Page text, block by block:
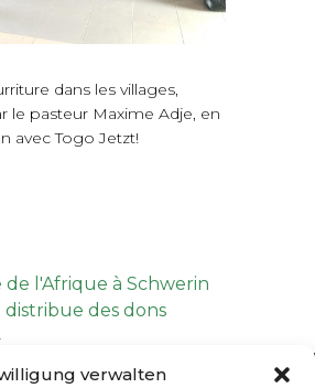
verwalten
dans les villages,
le pasteur Maxime Adje, en
avec Togo Jetzt!
de l'Afrique à Schwerin
distribue des dons